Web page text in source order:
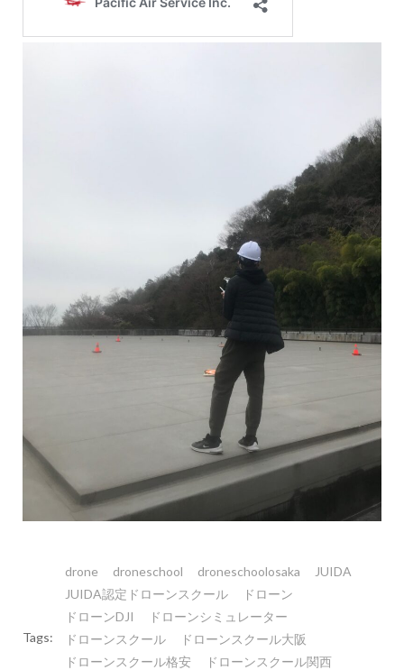
Tags:
drone droneschool droneschoolosaka
JUIDA
JUIDA認定ドローンスクール
ドローン
ドローンDJI
ドローンシミュレーター
ドローンスクール
ドローンスクール大阪
ドローンスクール格安
ドローンスクール関西